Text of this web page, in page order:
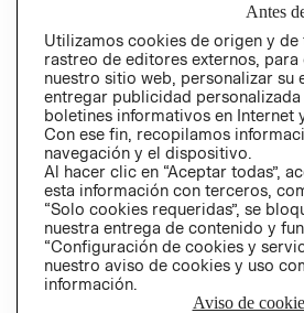
Perú (S/)
CAMBIAR REGIÓN
Antes
Utilizamos cookies de origen y
rastreo de editores externos,
nuestro sitio web, personalizar su
entregar publicidad
boletines informativos en Internet
Con ese fin, recopilamos
navegación y el dispositivo.
Al hacer clic en “Aceptar todas”,
esta información con terceros,
“Solo cookies requeridas”, se
nuestra entrega de contenido y
“Configuración de cookies y
nuestro aviso de cookies y uso
información.
Aviso de